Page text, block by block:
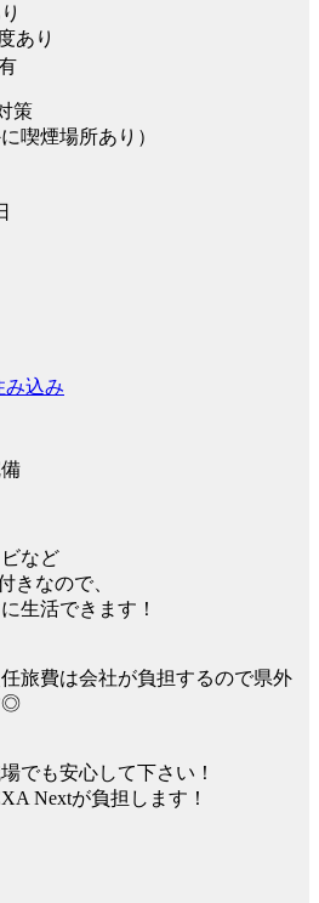
あり
策
喫煙場所あり）
み込み
など
きなので、
生活できます！
旅費は会社が負担するので県外
◎
でも安心して下さい！
Nextが負担します！